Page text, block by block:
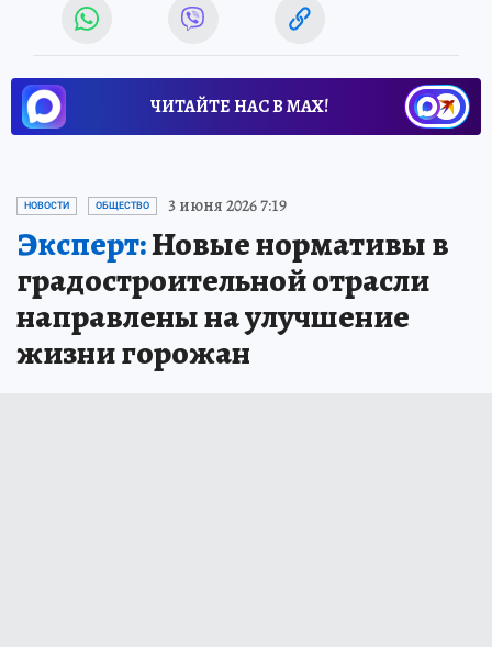
ЧИТАЙТЕ НАС В МАХ!
НОВОСТИ ОБЩЕСТВО 3 июня 2026 7:19
Эксперт:Новые нормативы в
градостроительной отрасли
направлены на улучшение
жизни горожан